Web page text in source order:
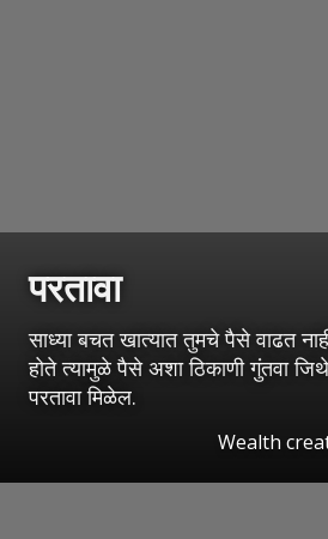
परतावा
साध्या बचत खात्यात तुमचे पैसे वाढत
होते त्यामुळे पैसे अशा ठिकाणी गुंतवा
परतावा मिळेल.
Wealth